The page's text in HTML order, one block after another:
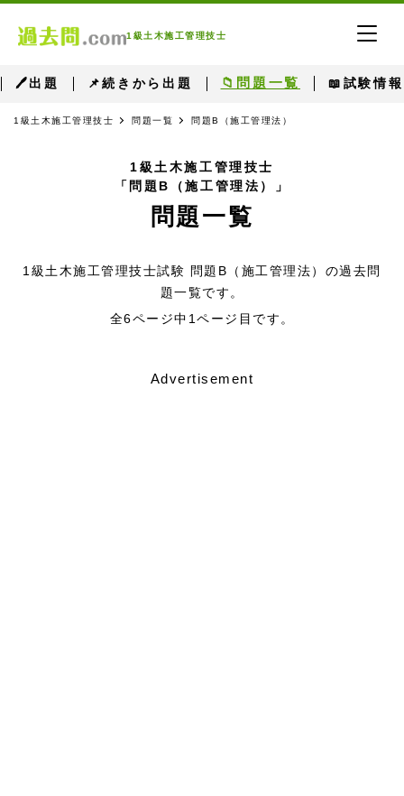
1級土木施工管理技士
🖊出題 📌続きから出題 📁問題一覧 📖試験情報
1級土木施工管理技士 問題一覧 問題B（施工管理法）
1級土木施工管理技士
「問題B（施工管理法）」
問題一覧
1級土木施工管理技士試験 問題B（施工管理法）の過去問
題一覧です。
全6ページ中1ページ目です。
Advertisement